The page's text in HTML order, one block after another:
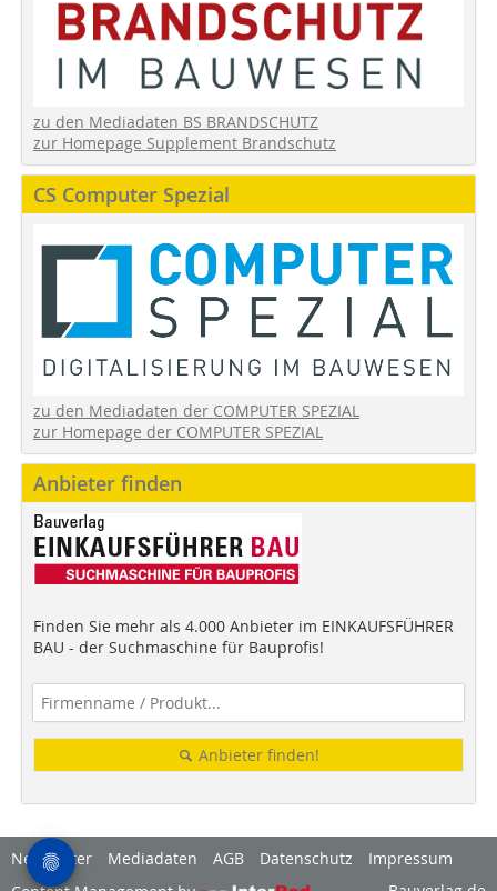
zu den Mediadaten BS BRANDSCHUTZ
zur Homepage Supplement Brandschutz
CS Computer Spezial
zu den Mediadaten der COMPUTER SPEZIAL
zur Homepage der COMPUTER SPEZIAL
Anbieter finden
Finden Sie mehr als 4.000 Anbieter im EINKAUFSFÜHRER
BAU - der Suchmaschine für Bauprofis!
Anbieter finden!
Newsletter Mediadaten AGB Datenschutz
Impressum